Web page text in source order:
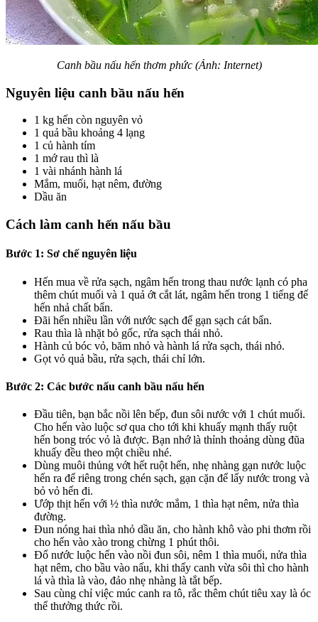
Canh bầu nấu hến thơm phức (Ảnh: Internet)
Nguyên liệu canh bầu nấu hến
1 kg hến còn nguyên vỏ
1 quả bầu khoảng 4 lạng
1 củ hành tím
1 mớ rau thì là
1 vài nhánh hành lá
Mắm, muối, hạt nêm, đường
Dầu ăn
Cách làm canh hến nấu bầu
Bước 1: Sơ chế nguyên liệu
Hến mua về rửa sạch, ngâm hến trong thau nước lạnh có pha
thêm chút muối và 1 quả ớt cắt lát, ngâm hến trong 1 tiếng để
hến nhả chất bẩn.
Đãi hến nhiều lần với nước sạch để gạn sạch cát bẩn.
Rau thìa là nhặt bỏ gốc, rửa sạch thái nhỏ.
Hành củ bóc vỏ, băm nhỏ và hành lá rửa sạch, thái nhỏ.
Gọt vỏ quả bầu, rửa sạch, thái chỉ lớn.
Bước 2: Các bước nấu canh bầu nấu hến
Đầu tiên, bạn bắc nồi lên bếp, đun sôi nước với 1 chút muối.
Cho hến vào luộc sơ qua cho tới khi khuấy mạnh thấy ruột
hến bong tróc vỏ là được. Bạn nhớ là thỉnh thoảng dùng đũa
khuấy đều theo một chiều nhé.
Dùng muôi thủng vớt hết ruột hến, nhẹ nhàng gạn nước luộc
hến ra để riêng trong chén sạch, gạn cặn để lấy nước trong và
bỏ vỏ hến đi.
Ướp thịt hến với ½ thìa nước mắm, 1 thìa hạt nêm, nửa thìa
đường.
Đun nóng hai thìa nhỏ dầu ăn, cho hành khô vào phi thơm rồi
cho hến vào xào trong chừng 1 phút thôi.
Đổ nước luộc hến vào nồi đun sôi, nêm 1 thìa muối, nửa thìa
hạt nêm, cho bầu vào nấu, khi thấy canh vừa sôi thì cho hành
lá và thìa là vào, đảo nhẹ nhàng là tắt bếp.
Sau cùng chỉ việc múc canh ra tô, rắc thêm chút tiêu xay là óc
thể thưởng thức rồi.